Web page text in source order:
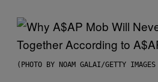
(PHOTO BY NOAM GALAI/GETTY